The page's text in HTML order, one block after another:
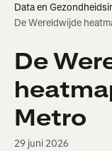
Data en
De Wereldwijde
De
Metro
29 juni 2026